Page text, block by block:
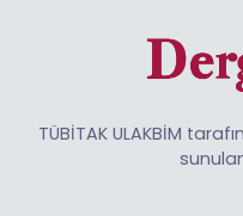
TÜBİTAK ULAKBİM